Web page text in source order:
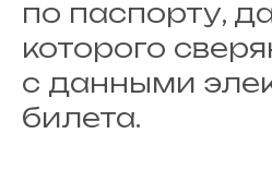
по паспорту,
которого
с данными
билета.